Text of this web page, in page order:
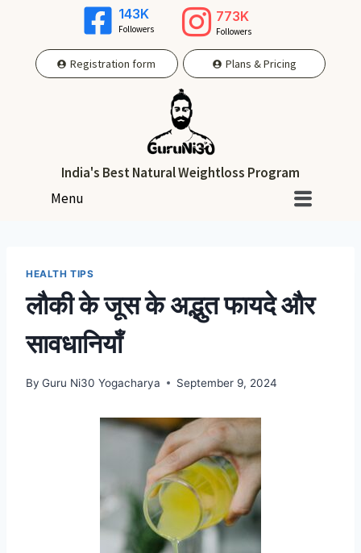
143K
Followers
773K
Followers
Registration form Plans & Pricing
India's Best Natural Weightloss Program
Menu
HEALTH TIPS
लौकी के जूस के अद्भुत फायदे और
सावधानियाँ
By Guru Ni30 Yogacharya September 9, 2024